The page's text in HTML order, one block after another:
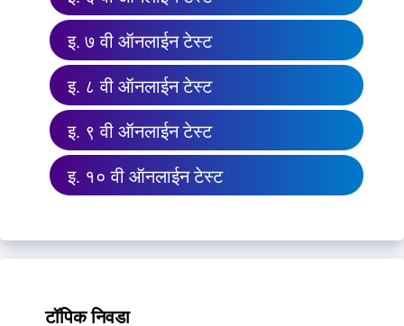
इ. ७ वी ऑनलाईन टेस्ट
इ. ८ वी ऑनलाईन टेस्ट
इ. ९ वी ऑनलाईन टेस्ट
इ. १० वी ऑनलाईन टेस्ट
टॉपिक निवडा